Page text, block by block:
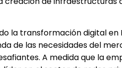
la transformación digital en
de las necesidades del
A medida que la